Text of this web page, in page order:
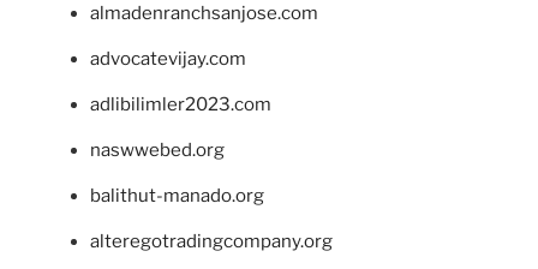
almadenranchsanjose.com
advocatevijay.com
adlibilimler2023.com
naswwebed.org
balithut-manado.org
alteregotradingcompany.org